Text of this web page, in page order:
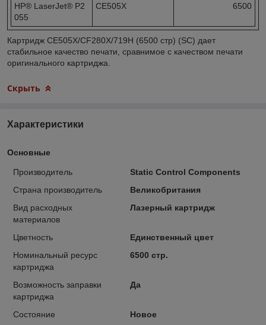
HP® LaserJet® P2
055
CE505X 6500
Картридж CE505X/CF280X/719H (6500 стр) (SC) дает
стабильное качество печати, сравнимое с качеством печати
оригинального картриджа.
Скрыть
Характеристики
Основные
Производитель
Static Control Components
Страна производитель
Великобритания
Вид расходных
материалов
Лазерный картридж
Цветность
Единственный цвет
Номинальный ресурс
картриджа
6500 стр.
Возможность заправки
картриджа
Да
Состояние Новое